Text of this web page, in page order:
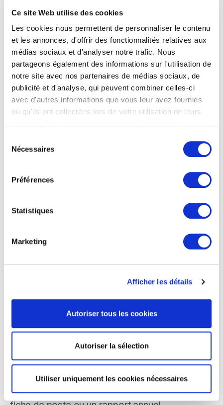
Ce site Web utilise des cookies
Les cookies nous permettent de personnaliser le contenu
et les annonces, d'offrir des fonctionnalités relatives aux
médias sociaux et d'analyser notre trafic. Nous
partageons également des informations sur l'utilisation de
notre site avec nos partenaires de médias sociaux, de
publicité et d'analyse, qui peuvent combiner celles-ci
avec d'autres informations que vous leur avez fournies
ou qu'ils ont collectées lors de votre utilisation de leurs
Nécessaires
Préférences
Statistiques
Marketing
Afficher les détails
Autoriser tous les cookies
Autoriser la sélection
Utiliser uniquement les cookies nécessaires
Pour monter en compétence sur l’IA générative
dans votre métier actuel, deuxformations IA
CPFsont disponibles, un mois ou trois mois
selon le niveau d’autonomie que vous visez.
Ces formations s’adressent aux personnes qui
veulent rester dans leur fonction tout en
devenant le profil augmenté que les entreprises
Dans tous les cas, le premier pas reste le
pour identifier le dispositif qui correspond à
l’alternance, le CPF, le PTP et les autres aides
mobilisables, c’est rarement la formation qui
Je contacte Oreegami
Les ressources évoquées
dans le webinaire
pages pour installer cette logique de dialogue
avec les grands modèles de langage. Le guide
NotebookLM, pour exploiter l’outil Google le
plus utile et le plus sous-estimé du moment
quand on cherche à analyser une offre, une